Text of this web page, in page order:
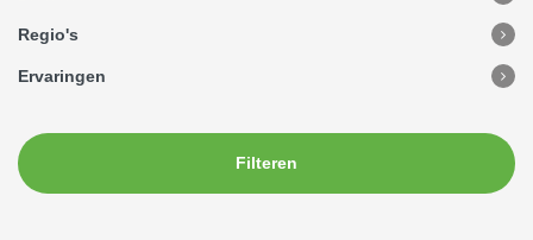
Regio's
Ervaringen
Filteren